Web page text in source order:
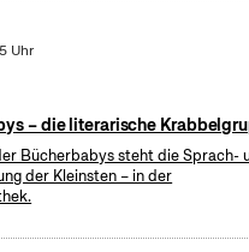
Uhr
– die literarische
Bücherbabys steht die Sprach-
der Kleinsten – in der